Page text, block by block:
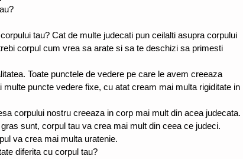
tau? Cat de multe judecati pun ceilalti asupra corpului
corpul cum vrea sa arate si sa te deschizi sa primesti
Toate punctele de vedere pe care le avem creeaza
puncte vedere fixe, cu atat cream mai multa rigiditate in
corpului nostru creeaza in corp mai mult din acea judecata.
sunt, corpul tau va crea mai mult din ceea ce judeci.
va crea mai multa uratenie.
diferita cu corpul tau?